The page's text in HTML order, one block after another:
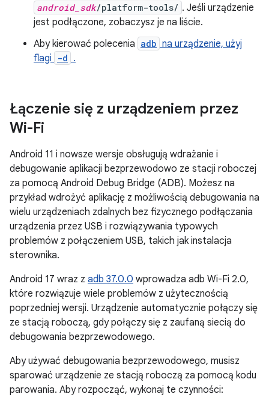
android_sdk/platform-tools/ . Jeśli urządzenie
jest podłączone, zobaczysz je na liście.
Aby kierować polecenia adb na urządzenie, użyj
flagi
-d .
Łączenie się z urządzeniem przez
Wi-Fi
Android 11 i nowsze wersje obsługują wdrażanie i
debugowanie aplikacji bezprzewodowo ze stacji roboczej
za pomocą Android Debug Bridge (ADB). Możesz na
przykład wdrożyć aplikację z możliwością debugowania na
wielu urządzeniach zdalnych bez fizycznego podłączania
urządzenia przez USB i rozwiązywania typowych
problemów z połączeniem USB, takich jak instalacja
sterownika.
Android 17 wraz z adb 37.0.0 wprowadza adb Wi-Fi 2.0,
które rozwiązuje wiele problemów z użytecznością
poprzedniej wersji. Urządzenie automatycznie połączy się
ze stacją roboczą, gdy połączy się z zaufaną siecią do
debugowania bezprzewodowego.
Aby używać debugowania bezprzewodowego, musisz
sparować urządzenie ze stacją roboczą za pomocą kodu
parowania. Aby rozpocząć, wykonaj te czynności: